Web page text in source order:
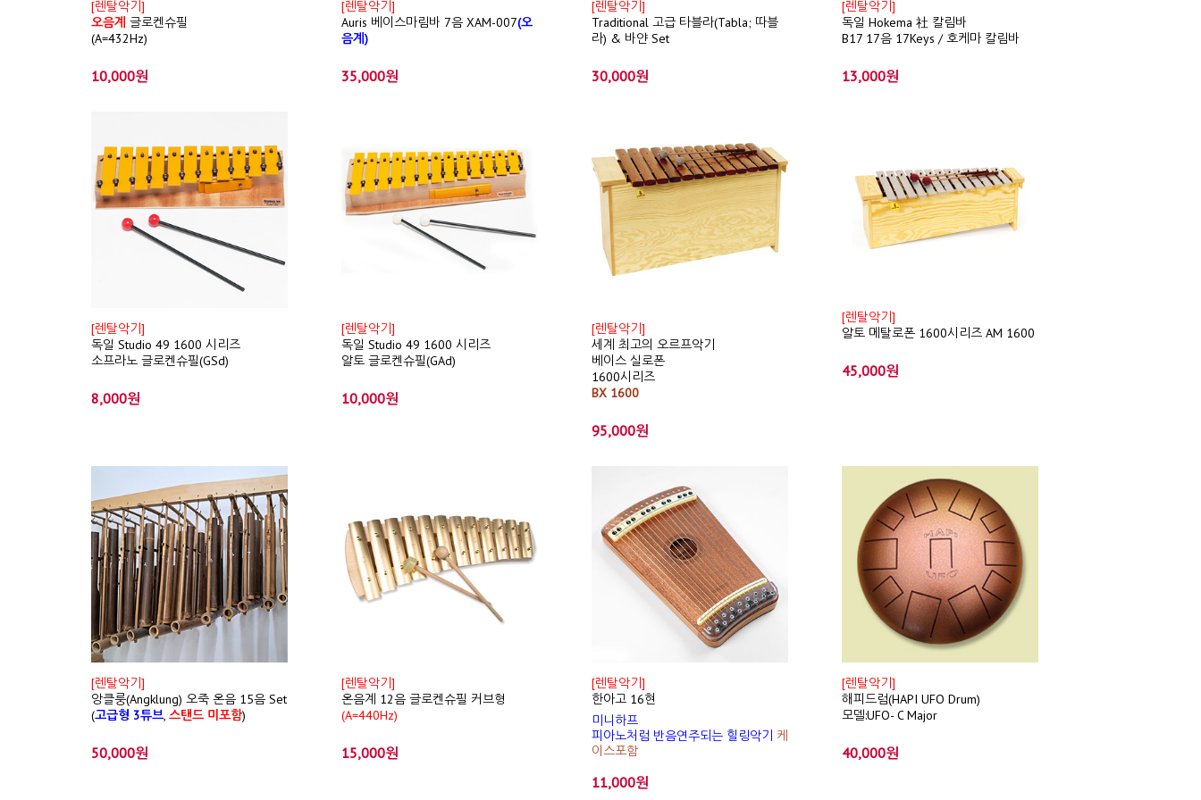
[렌탈악기]
오음계 글로켄슈필
(A=432Hz)
10,000원
[렌탈악기]
Auris 베이스마림바 7음 XAM-007(오
음계)
35,000원
[렌탈악기]
Traditional 고급 타블라(Tabla; 따블
라) & 바얀 Set
30,000원
[렌탈악기]
독일 Hokema 社 칼림바
B17 17음 17Keys / 호케마 칼림바
13,000원
[렌탈악기]
독일 Studio 49 1600 시리즈
소프라노 글로켄슈필(GSd)
8,000원
[렌탈악기]
독일 Studio 49 1600 시리즈
알토 글로켄슈필(GAd)
10,000원
[렌탈악기]
세계 최고의 오르프악기
베이스 실로폰
1600시리즈
BX 1600
95,000원
[렌탈악기]
알토 메탈로폰 1600시리즈 AM 1600
45,000원
[렌탈악기]
앙클룽(Angklung) 오죽 온음 15음 Set
(고급형 3튜브, 스탠드 미포함)
50,000원
[렌탈악기]
온음계 12음 글로켄슈필 커브형
(A=440Hz)
15,000원
[렌탈악기]
한아고 16현
미니하프
피아노처럼 반음연주되는 힐링악기 케
이스포함
11,000원
[렌탈악기]
해피드럼(HAPI UFO Drum)
모델:UFO- C Major
40,000원